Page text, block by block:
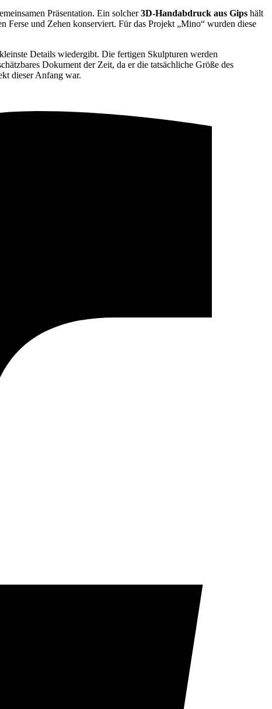
Präsentation. Ein solcher3D-Handabdruck aus Gips hält
Ferse und Zehen konserviert. Für das Projekt „Mino“ wurden diese
Details wiedergibt. Die fertigen Skulpturen werden
Dokument der Zeit, da er die tatsächliche Größe des
dieser Anfang war.